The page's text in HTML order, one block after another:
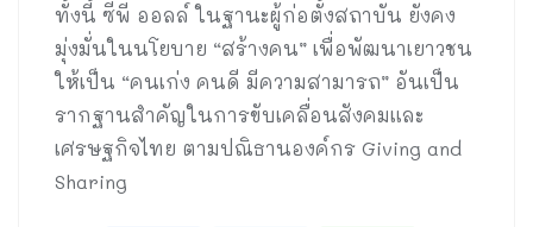
ทั้งนี้ ซีพี ออลล์ ในฐานะผู้ก่อตั้งสถาบัน ยังคง
มุ่งมั่นในนโยบาย “สร้างคน” เพื่อพัฒนาเยาวชน
ให้เป็น “คนเก่ง คนดี มีความสามารถ” อันเป็น
รากฐานสำคัญในการขับเคลื่อนสังคมและ
เศรษฐกิจไทย ตามปณิธานองค์กร Giving and
Sharing